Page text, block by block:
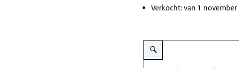
Verkocht: van 1
Vergroot afbeelding Vier stoffen